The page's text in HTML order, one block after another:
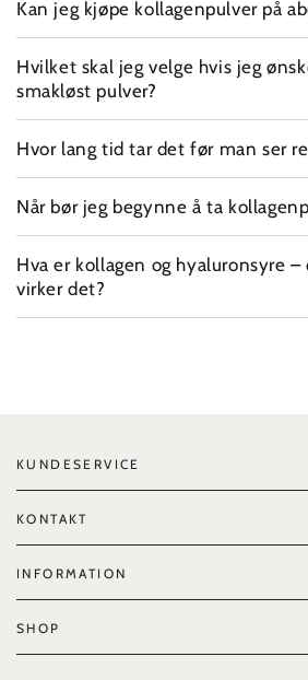
Kan jeg kjøpe kollagenpulver på
Hvilket skal jeg velge hvis jeg
smakløst pulver?
Hvor lang tid tar det før man ser
Når bør jeg begynne å ta
Hva er kollagen og hyaluronsyre –
virker det?
KUNDESERVICE
KONTAKT
INFORMATION
SHOP